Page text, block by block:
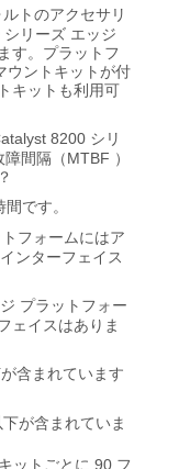
トのアクセサリ
シリーズ エッジ
す。プラットフ
ウントキットが付
キットも利用可
8200 シリ
障間隔（ MTBF ）
間です。
フォームにはア
ンターフェイス
プラットフォー
ェイスはありま
含まれています
が含まれていま
ットごとに 90 フ